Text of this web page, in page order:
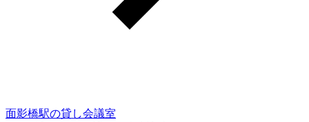
面影橋駅の貸し会議室